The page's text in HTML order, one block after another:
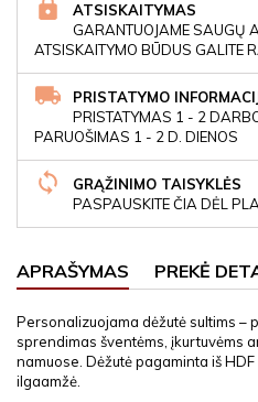
ATSISKAITYMAS
GARANTUOJAME SAUGŲ
ATSISKAITYMO BŪDUS GALITE
PRISTATYMO
PRISTATYMAS 1 - 2
PARUOŠIMAS 1 - 2 D. DIENOS
GRĄŽINIMO TAISYKLĖS
PASPAUSKITE ČIA DĖL
APRAŠYMAS PREKĖ
Personalizuojama dėžutė sultims –
sprendimas šventėms, įkurtuvėms
namuose. Dėžutė pagaminta iš
ilgaamžė.